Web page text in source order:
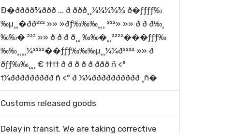
Ð�ðððð¾ððð ... ð ððð¸¸¼¼¼¾¾ ð�ƒƒƒƒ‰
‰μ¸¸�ðð²²² »» »ðƒ‰‰‰¸¸¸ ²²²» »» ð ð ð‰¸
‰‰� ²²² »» ð ð ð ð¸¸ ‰‰�¸¸²²²²���ƒƒƒ‰
‰‰¸¸¸¸¼²²²²��ƒƒƒ‰‰‰μ¸¸¼¼ð²²²² »» ð
ðƒƒ‰‰¸¸¸ € †††† ð ð ð ð ð ððð ñ <°
†¼ððððððððð ñ <° ð ¼¼ðððððððððð ¸ñ�
Customs released goods
Delay in transit. We are taking corrective